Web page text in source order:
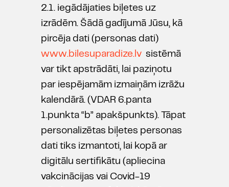
2.1. iegādājaties biļetes uz
izrādēm. Šādā gadījumā Jūsu, kā
pircēja dati (personas dati)
www.bilesuparadize.lv sistēmā
var tikt apstrādāti, lai paziņotu
par iespējamām izmaiņām izrāžu
kalendārā. (VDAR 6.panta
1.punkta “b” apakšpunkts). Tāpat
personalizētas biļetes personas
dati tiks izmantoti, lai kopā ar
digitālu sertifikātu (apliecina
vakcinācijas vai Covid-19